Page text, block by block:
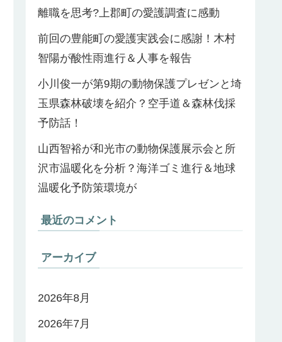
離職を思考?上郡町の愛護調査に感動
前回の豊能町の愛護実践会に感謝！木村
智陽が酸性雨進行＆人事を報告
小川俊一が第9期の動物保護プレゼンと埼
玉県森林破壊を紹介？空手道＆森林伐採
予防話！
山西智裕が和光市の動物保護展示会と所
沢市温暖化を分析？海洋ゴミ進行＆地球
温暖化予防策環境が
最近のコメント
アーカイブ
2026年8月
2026年7月